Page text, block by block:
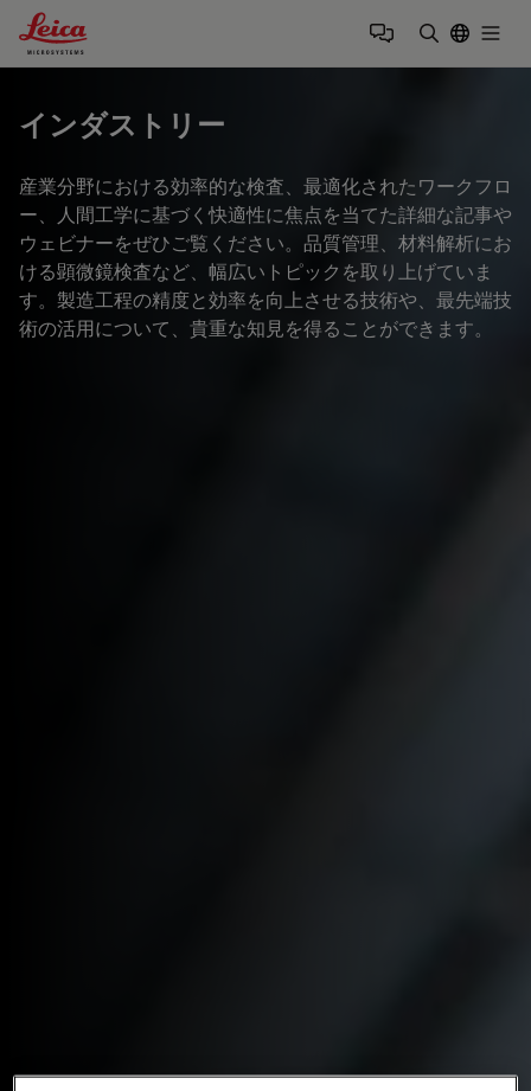
Leica Microsystems Logo
インダストリー
産業分野における効率的な検査、最適化されたワークフロ
ー、人間工学に基づく快適性に焦点を当てた詳細な記事や
ウェビナーをぜひご覧ください。品質管理、材料解析にお
ける顕微鏡検査など、幅広いトピックを取り上げていま
す。製造工程の精度と効率を向上させる技術や、最先端技
術の活用について、貴重な知見を得ることができます。